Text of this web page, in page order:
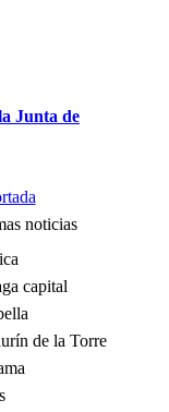
Junta de
noticias
capital
de la Torre